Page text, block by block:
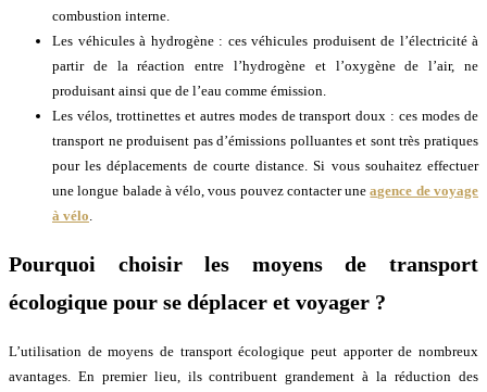
combustion interne.
Les véhicules à hydrogène : ces véhicules produisent de l’électricité à
partir de la réaction entre l’hydrogène et l’oxygène de l’air, ne
produisant ainsi que de l’eau comme émission.
Les vélos, trottinettes et autres modes de transport doux : ces modes de
transport ne produisent pas d’émissions polluantes et sont très pratiques
pour les déplacements de courte distance. Si vous souhaitez effectuer
une longue balade à vélo, vous pouvez contacter uneagence de voyage
à vélo
Pourquoi choisir les moyens de transport
écologique pour se déplacer et voyager ?
L’utilisation de moyens de transport écologique peut apporter de nombreux
avantages. En premier lieu, ils contribuent grandement à la réduction des